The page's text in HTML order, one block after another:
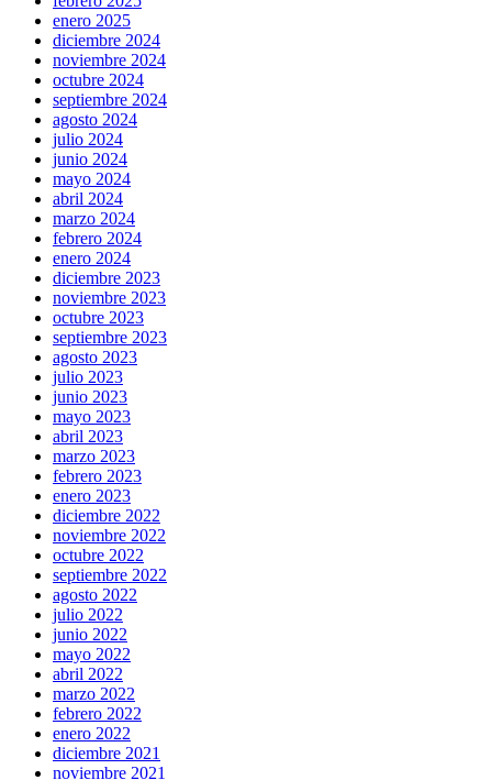
enero 2025
diciembre 2024
noviembre 2024
octubre 2024
septiembre 2024
agosto 2024
julio 2024
junio 2024
mayo 2024
abril 2024
marzo 2024
febrero 2024
enero 2024
diciembre 2023
noviembre 2023
octubre 2023
septiembre 2023
agosto 2023
julio 2023
junio 2023
mayo 2023
abril 2023
marzo 2023
febrero 2023
enero 2023
diciembre 2022
noviembre 2022
octubre 2022
septiembre 2022
agosto 2022
julio 2022
junio 2022
mayo 2022
abril 2022
marzo 2022
febrero 2022
enero 2022
diciembre 2021
noviembre 2021